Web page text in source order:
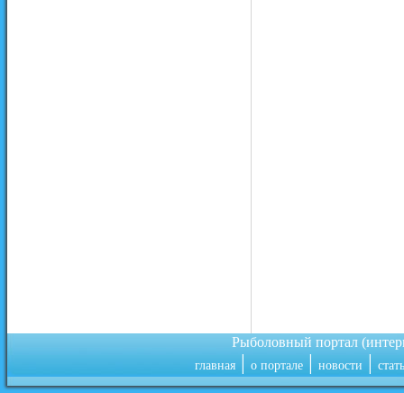
Рыболовный портал
главная|о портале|новости|